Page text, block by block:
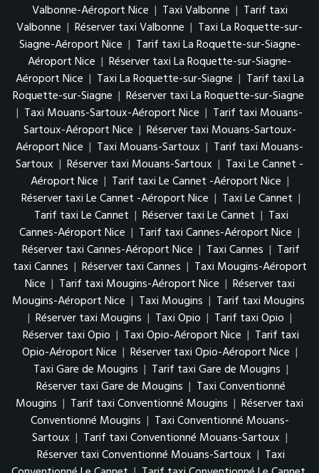
Valbonne-Aéroport Nice | Taxi Valbonne | Tarif taxi
Valbonne | Réserver taxi Valbonne | Taxi La Roquette-sur-
Siagne-Aéroport Nice | Tarif taxi La Roquette-sur-Siagne-
Aéroport Nice | Réserver taxi La Roquette-sur-Siagne-
Aéroport Nice | Taxi La Roquette-sur-Siagne | Tarif taxi La
Roquette-sur-Siagne | Réserver taxi La Roquette-sur-Siagne
| Taxi Mouans-Sartoux-Aéroport Nice | Tarif taxi Mouans-
Sartoux-Aéroport Nice | Réserver taxi Mouans-Sartoux-
Aéroport Nice | Taxi Mouans-Sartoux | Tarif taxi Mouans-
Sartoux | Réserver taxi Mouans-Sartoux | Taxi Le Cannet -
Aéroport Nice | Tarif taxi Le Cannet -Aéroport Nice |
Réserver taxi Le Cannet -Aéroport Nice | Taxi Le Cannet |
Tarif taxi Le Cannet | Réserver taxi Le Cannet | Taxi
Cannes-Aéroport Nice | Tarif taxi Cannes-Aéroport Nice |
Réserver taxi Cannes-Aéroport Nice | Taxi Cannes | Tarif
taxi Cannes | Réserver taxi Cannes | Taxi Mougins-Aéroport
Nice | Tarif taxi Mougins-Aéroport Nice | Réserver taxi
Mougins-Aéroport Nice | Taxi Mougins | Tarif taxi Mougins
| Réserver taxi Mougins | Taxi Opio | Tarif taxi Opio |
Réserver taxi Opio | Taxi Opio-Aéroport Nice | Tarif taxi
Opio-Aéroport Nice | Réserver taxi Opio-Aéroport Nice |
Taxi Gare de Mougins | Tarif taxi Gare de Mougins |
Réserver taxi Gare de Mougins | Taxi Conventionné
Mougins | Tarif taxi Conventionné Mougins | Réserver taxi
Conventionné Mougins | Taxi Conventionné Mouans-
Sartoux | Tarif taxi Conventionné Mouans-Sartoux |
Réserver taxi Conventionné Mouans-Sartoux | Taxi